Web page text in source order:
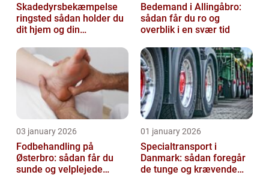
Skadedyrsbekæmpelse
ringsted sådan holder du
dit hjem og din
gæster
Bedemand i Allingåbro:
sådan får du ro og
overblik i en svær tid
03 january 2026
Fodbehandling på
Østerbro: sådan får du
sunde og velplejede
01 january 2026
Specialtransport i
Danmark: sådan foregår
de tunge og krævende